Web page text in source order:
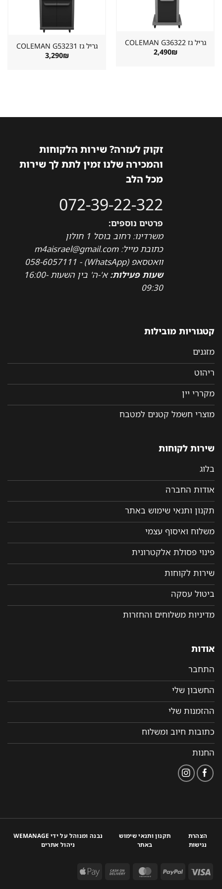
גריל גז ⁦COLEMAN G36322⁩
2,490
גריל גז ⁦COLEMAN G53231⁩
3,290
זקוק לעזרה? שירות הלקוחות
והמכירה שלנו זמין לתת לך שירות
מכל הלב
072-39-22-322
פרטים נוספים:
משרדינו: רחוב בוסל 1 חולון
כתובת מייל: m4aisrael@gmail.com
וואטסאפ (WhatsApp) - 058-6057111
שעות פעילות:
א'-ה' בין השעות 16:00-
09:30
קטגוריות מובילות
מזגנים
ריהוט
מקררי יין
מוצרי חשמל קטנים למטבח
שירות לקוחות
בלוג
אודות החברה
תקנון ותנאי שימוש באתר
משלוח ואיסוף עצמי
פינוי פסולת אלקטרונית
שירות לקוחות
ביטול עסקה
מדיניות משלוחים והחזרות
אודות
התחבר
החשבון שלי
ההזמנות שלי
כתובות חיוב ומשלוח
החנות
הצהרת
נגישות
תקנון ותנאי שימוש
באתר
נבנה ומנוהל על ידי WEMANAGE
ניהול אתרים